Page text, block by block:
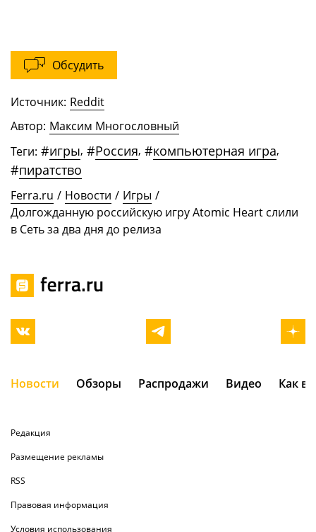
Обсудить
Источник: Reddit
Автор: Максим Многословный
Теги: #игры, #Россия, #компьютерная игра,
#пиратство
Ferra.ru / Новости / Игры /
Долгожданную российскую игру Atomic Heart слили
в Сеть за два дня до релиза
Новости Обзоры Распродажи Видео Как
Редакция
Размещение рекламы
RSS
Правовая информация
Условия использования